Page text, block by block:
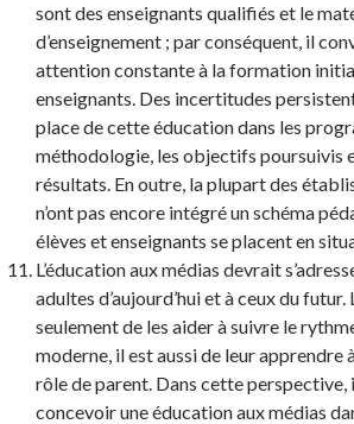
sont des enseignants qualifiés et le
d’enseignement ; par conséquent, il
attention constante à la formation
enseignants. Des incertitudes
place de cette éducation dans les
méthodologie, les objectifs poursuivis
résultats. En outre, la plupart des
n’ont pas encore intégré un schéma
élèves et enseignants se placent en
L’éducation aux médias devrait
adultes d’aujourd’hui et à ceux du futur.
seulement de les aider à suivre le
moderne, il est aussi de leur apprendre
rôle de parent. Dans cette perspective,
concevoir une éducation aux médias